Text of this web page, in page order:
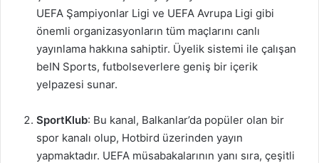
UEFA Şampiyonlar Ligi ve UEFA Avrupa Ligi gibi
önemli organizasyonların tüm maçlarını canlı
yayınlama hakkına sahiptir. Üyelik sistemi ile çalışan
beIN Sports, futbolseverlere geniş bir içerik
yelpazesi sunar.
SportKlub: Bu kanal, Balkanlar’da popüler olan bir
spor kanalı olup, Hotbird üzerinden yayın
yapmaktadır. UEFA müsabakalarının yanı sıra, çeşitli